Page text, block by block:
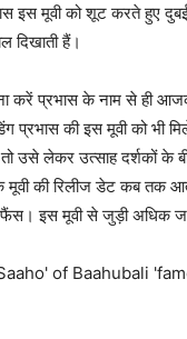
इस मूवी को शूट करते
दिखाती हैं।
करें प्रभास के नाम से ही
की इस मूवी को भी
तो उसे लेकर उत्साह दर्शकों
मूवी की रिलीज डेट कब
इस मूवी से जुड़ी अधिक